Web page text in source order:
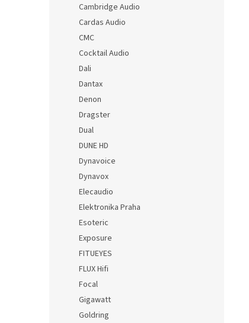
Cambridge Audio
Cardas Audio
CMC
Cocktail Audio
Dali
Dantax
Denon
Dragster
Dual
DUNE HD
Dynavoice
Dynavox
Elecaudio
Elektronika Praha
Esoteric
Exposure
FITUEYES
FLUX Hifi
Focal
Gigawatt
Goldring